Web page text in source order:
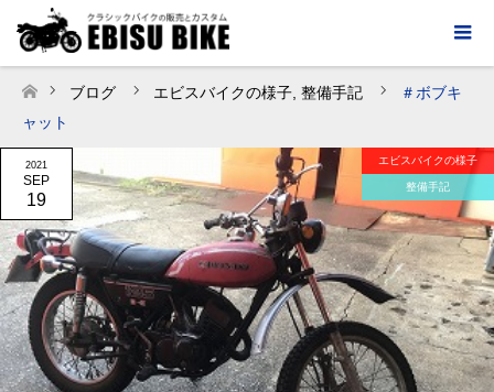
ホーム
ブログ エビスバイクの様子 整備手記
＃ボブキ
ャット
2021
SEP
19
エビスバイクの様子
整備手記